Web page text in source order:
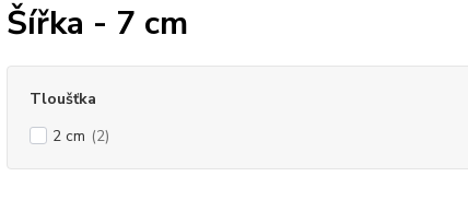
Šířka - 7 cm
Tloušťka
2 cm (2)